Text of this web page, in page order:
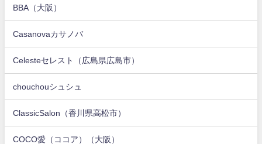
BBA（大阪）
Casanovaカサノバ
Celesteセレスト（広島県広島市）
chouchouシュシュ
ClassicSalon（香川県高松市）
COCO愛（ココア）（大阪）